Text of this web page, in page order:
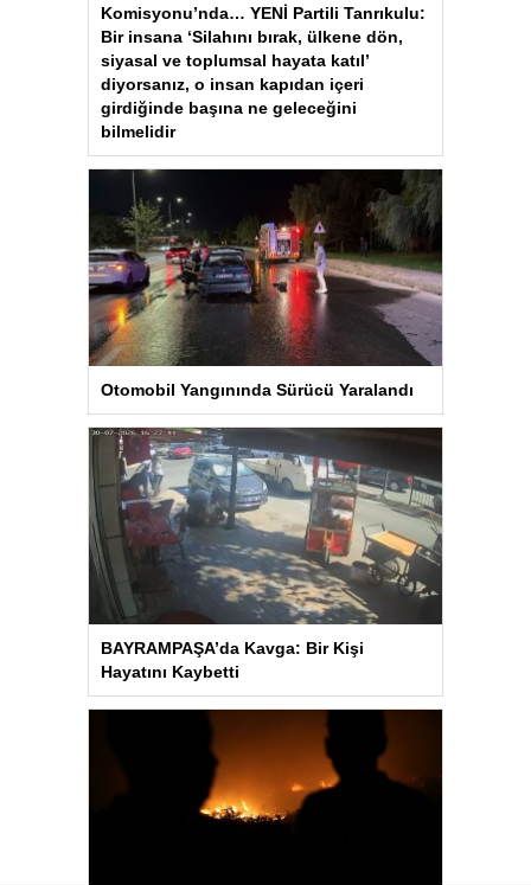
Komisyonu’nda… YENİ Partili Tanrıkulu:
Bir insana ‘Silahını bırak, ülkene dön,
siyasal ve toplumsal hayata katıl’
diyorsanız, o insan kapıdan içeri
girdiğinde başına ne geleceğini
bilmelidir
Otomobil Yangınında Sürücü Yaralandı
BAYRAMPAŞA’da Kavga: Bir Kişi
Hayatını Kaybetti